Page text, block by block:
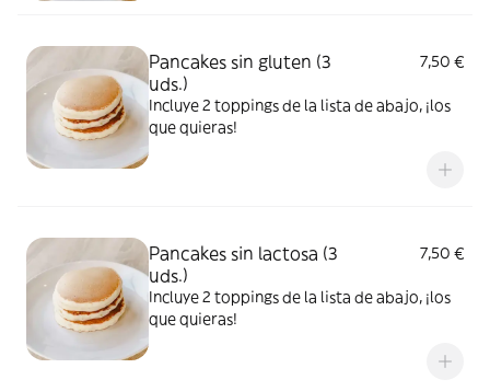
Pancakes sin gluten (3
uds.)
7,50 €
Incluye 2 toppings de la lista de abajo, ¡los
que quieras!
Pancakes sin lactosa (3
uds.)
7,50 €
Incluye 2 toppings de la lista de abajo, ¡los
que quieras!